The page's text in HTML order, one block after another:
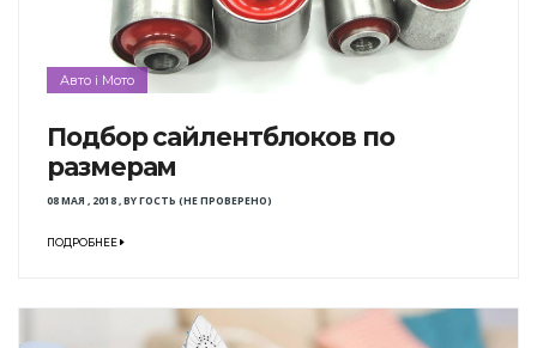
Авто і Мото
Подбор сайлентблоков по
размерам
08 МАЯ , 2018,BYГОСТЬ (НЕ ПРОВЕРЕНО)
ПОДРОБНЕЕ